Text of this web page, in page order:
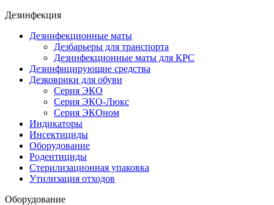
Дезинфекция
Дезинфекционные маты
Дезбарьеры для транспорта
Дезинфекционные маты для КРС
Дезинфицирующие средства
Дезковрики для обуви
Серия ЭКО
Серия ЭКО-Люкс
Серия ЭКОном
Индикаторы
Инсектициды
Оборудование
Родентициды
Стерилизационная упаковка
Утилизация отходов
Оборудование